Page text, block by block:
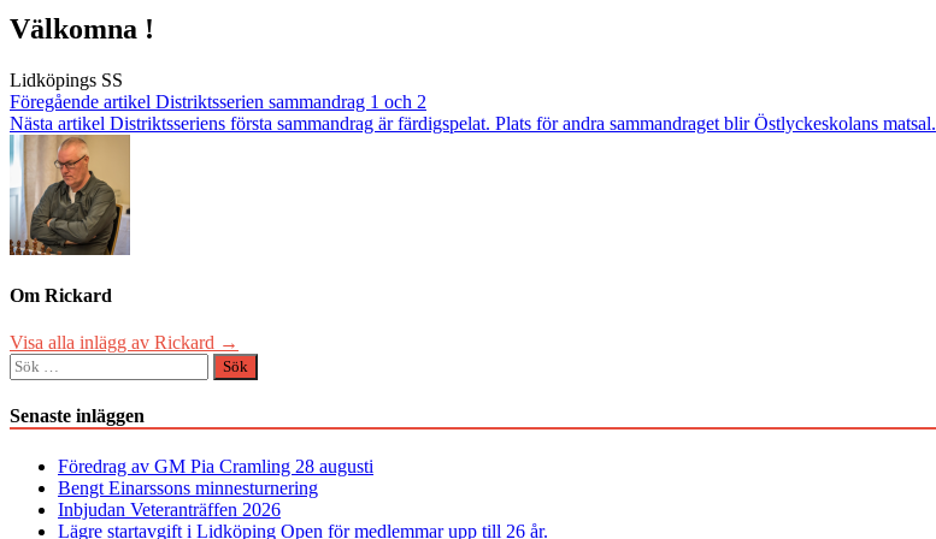
Välkomna !
Lidköpings SS
Inläggsnavigering
Föregående artikel Distriktsserien sammandrag 1 och 2
Nästa artikel Distriktsseriens första sammandrag är färdigspelat. Plats för andra sammandraget blir Östlyckeskolans matsal.
Om Rickard
Visa alla inlägg av Rickard →
Sök
efter:
Senaste inläggen
Föredrag av GM Pia Cramling 28 augusti
Bengt Einarssons minnesturnering
Inbjudan Veteranträffen 2026
Lägre startavgift i Lidköping Open för medlemmar upp till 26 år.